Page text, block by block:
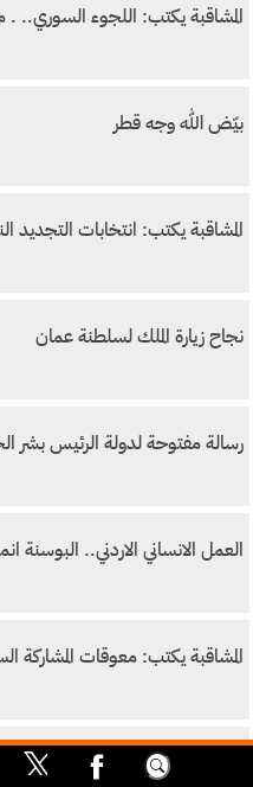
المشاقبة يكتب: اللجوء
بيّض الله وجه قطر
المشاقبة يكتب: انتخابات التجديد
نجاح زيارة الملك لسلطنة عمان
رسالة مفتوحة لدولة الرئيس بشر
العمل الانساني الاردني.. البوسنة
المشاقبة يكتب: معوقات المشاركة
قطر.. والاصوات الناعقة